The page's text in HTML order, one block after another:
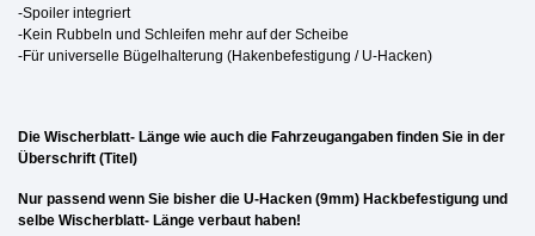
-Spoiler integriert
-Kein Rubbeln und Schleifen mehr auf der Scheibe
-Für universelle Bügelhalterung (Hakenbefestigung / U-Hacken)
Die Wischerblatt- Länge wie auch die Fahrzeugangaben finden Sie in der
Überschrift (Titel)
Nur passend wenn Sie bisher die U-Hacken (9mm) Hackbefestigung und
selbe Wischerblatt- Länge verbaut haben!